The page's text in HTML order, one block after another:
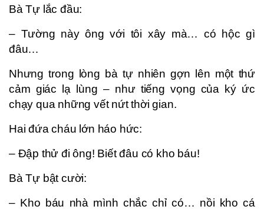
Bà Tự lắc đầu:
– Tường này ông với tôi xây mà… có hộc gì
đâu…
Nhưng trong lòng bà tự nhiên gợn lên một thứ
cảm giác lạ lùng – như tiếng vọng của ký ức
chạy qua những vết nứt thời gian.
Hai đứa cháu lớn háo hức:
– Đập thử đi ông! Biết đâu có kho báu!
Bà Tự bật cười:
– Kho báu nhà mình chắc chỉ có… nồi kho cá